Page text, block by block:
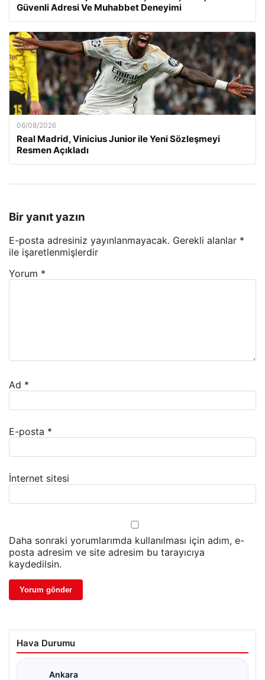
Güvenli Adresi Ve Muhabbet Deneyimi
06/08/2026
Real Madrid, Vinicius Junior ile Yeni Sözleşmeyi
Resmen Açıkladı
Bir yanıt yazın
E-posta adresiniz yayınlanmayacak. Gerekli alanlar *
ile işaretlenmişlerdir
Yorum *
Ad *
E-posta *
İnternet sitesi
Daha sonraki yorumlarımda kullanılması için adım, e-
posta adresim ve site adresim bu tarayıcıya
kaydedilsin.
Hava Durumu
Ankara